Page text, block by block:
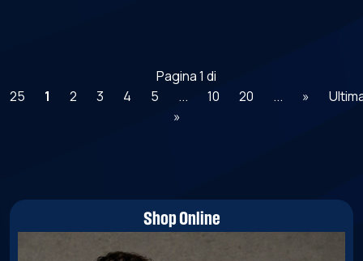
Pagina 1 di
25
1 2 3 4 5 ... 10 20 ... »
»
Shop Online